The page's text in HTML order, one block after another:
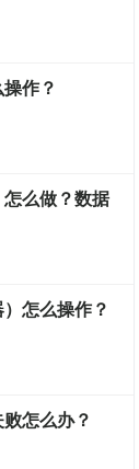
作？
么做？数据
怎么操作？
怎么办？